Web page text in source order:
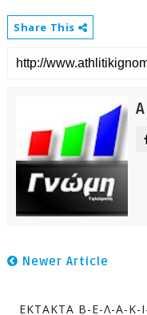
Share This
Newer Article
ΕΚΤΑΚΤΑ Β-Ε-Λ-Α-Κ-